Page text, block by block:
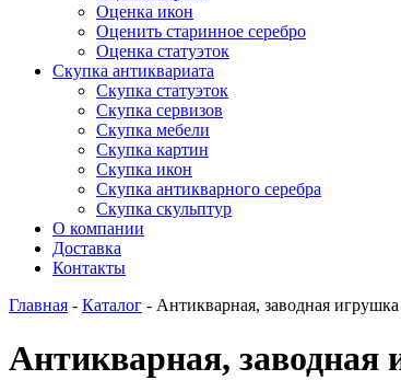
Оценка икон
Оценить старинное серебро
Оценка статуэток
Скупка антиквариата
Скупка статуэток
Скупка сервизов
Скупка мебели
Скупка картин
Скупка икон
Скупка антикварного серебра
Скупка скульптур
О компании
Доставка
Контакты
Главная - Каталог - Антикварная, заводная
Антикварная,